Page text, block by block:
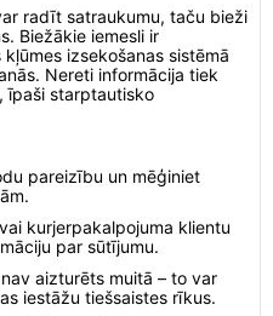
radīt satraukumu, taču bieži
Biežākie iemesli ir
izsekošanas sistēmā
Nereti informācija tiek
īpaši starptautisko
pareizību un mēģiniet
kurjerpakalpojuma klientu
par sūtījumu.
aizturēts muitā – to var
iestāžu tiešsaistes rīkus.